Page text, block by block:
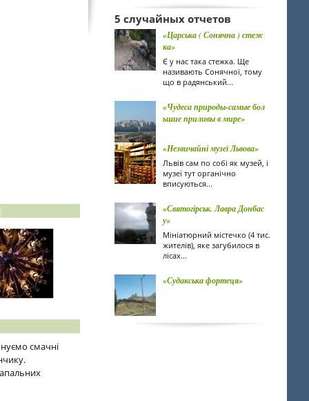
смачні
5 случайных отчетов
«Царська ( Сонячна ) стеж
ка»
Є у нас така стежка. Ще
називають Сонячної, тому
що в радянський...
«Чудеса природы-самые бол
ьшие приливы в мире»
«Незвичайні музеї Львова»
Львів сам по собі як музей, і
музеї тут органічно
вписуються...
«Святогірськ. Лавра Донбас
у»
Мініатюрний містечко (4 тис.
жителів), яке загубилося в
лісах...
«Судакська фортеця»